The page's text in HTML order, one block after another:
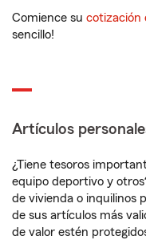
Comience su cotización
sencillo!
Artículos
¿Tiene tesoros
equipo deportivo y
de vivienda o inquilinos
de sus artículos más
de valor estén